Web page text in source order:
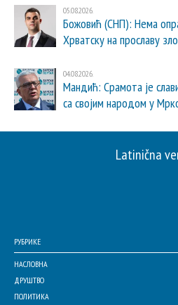
05.08.2026.
Божовић (СНП): Нема
Хрватску на прославу
04.08.2026.
Мандић: Срамота је
са својим народом у
Latinična
РУБРИКЕ
НАСЛОВНА
ДРУШТВО
ПОЛИТИКА